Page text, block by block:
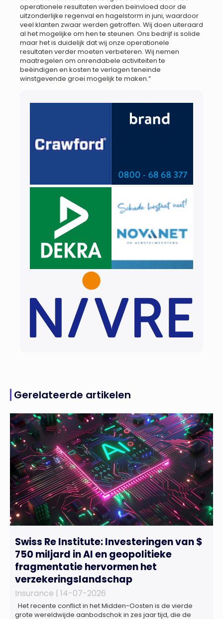
operationele resultaten werden beïnvloed door de
uitzonderlijke regenval en hagelstorm in juni, waardoor
veel klanten zwaar werden getroffen. Wij doen uiteraard
al het mogelijke om hen te steunen. Ons bedrijf is solide
maar het is duidelijk dat wij onze operationele
resultaten verder moeten verbeteren. Wij nemen
maatregelen om onrendabele activiteiten te
beëindigen en kosten te verlagen teneinde
winstgevende groei mogelijk te maken.”
Gerelateerde artikelen
Swiss Re Institute: Investeringen van $
750 miljard in AI en geopolitieke
fragmentatie hervormen het
verzekeringslandschap
Insurance | 14-07-2026
Het recente conflict in het Midden-Oosten is de vierde
grote wereldwijde aanbodschok in zes jaar tijd, die de